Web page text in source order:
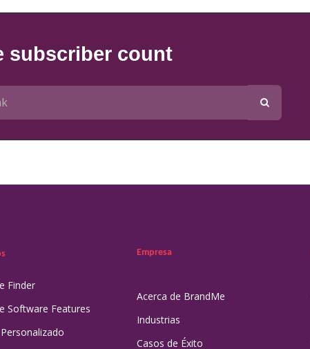
subscriber count
Finder
Software Features
Empresa
Acerca de BrandMe
Industrias
Casos de Éxito